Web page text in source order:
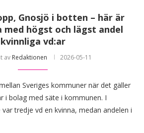
Gnosjö i botten – här är
med högst och lägst andel
kvinnliga vd:ar
av Redaktionen 2026-05-11
Sveriges kommuner när det gäller
i bolag med säte i kommunen. I
tredje vd en kvinna, medan andelen i